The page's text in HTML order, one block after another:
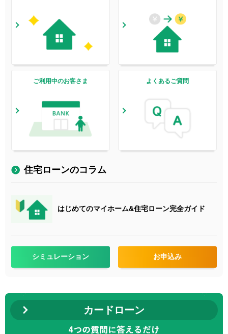
ご利用中のお客さま よくあるご質問
住宅ローンのコラム
はじめてのマイホーム&住宅ローン完全ガイド
シミュレーション お申込み
カードローン